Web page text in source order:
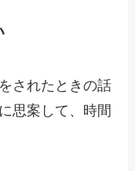
されたときの話
思案して、時間